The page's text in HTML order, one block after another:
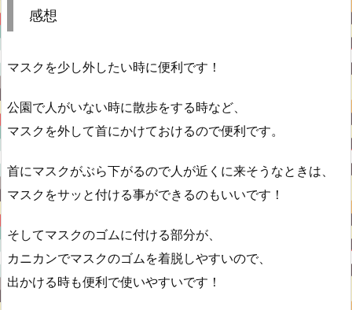
感想
マスクを少し外したい時に便利です！
公園で人がいない時に散歩をする時など、
マスクを外して首にかけておけるので便利です。
首にマスクがぶら下がるので人が近くに来そうなときは、
マスクをサッと付ける事ができるのもいいです！
そしてマスクのゴムに付ける部分が、
カニカンでマスクのゴムを着脱しやすいので、
出かける時も便利で使いやすいです！